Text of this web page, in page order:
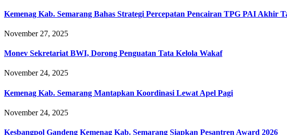
Kemenag Kab. Semarang Bahas Strategi Percepatan Pencairan TPG PAI Akhir
November 27, 2025
Monev Sekretariat BWI, Dorong Penguatan Tata Kelola Wakaf
November 24, 2025
Kemenag Kab. Semarang Mantapkan Koordinasi Lewat Apel Pagi
November 24, 2025
Kesbangpol Gandeng Kemenag Kab. Semarang Siapkan Pesantren Award 2026